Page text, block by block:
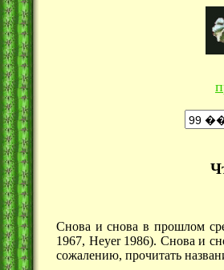
Снова и снова в прошлом
1967, Heyer 1986). Снова и
сожалению, прочитать